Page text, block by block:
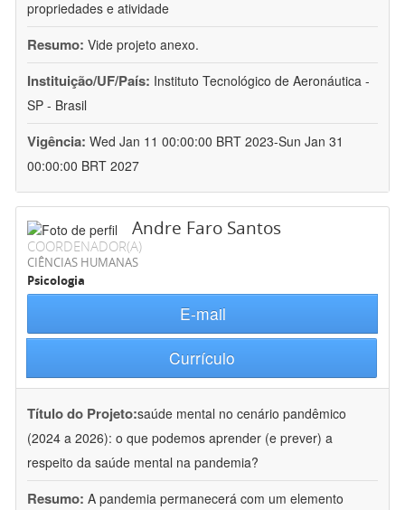
propriedades e atividade
Resumo: Vide projeto anexo.
Instituição/UF/País: Instituto Tecnológico de Aeronáutica -
SP - Brasil
Vigência: Wed Jan 11 00:00:00 BRT 2023-Sun Jan 31
00:00:00 BRT 2027
Andre Faro Santos
COORDENADOR(A)
CIÊNCIAS HUMANAS
Psicologia
E-mail
Currículo
Título do Projeto:saúde mental no cenário pandêmico
(2024 a 2026): o que podemos aprender (e prever) a
respeito da saúde mental na pandemia?
Resumo: A pandemia permanecerá com um elemento